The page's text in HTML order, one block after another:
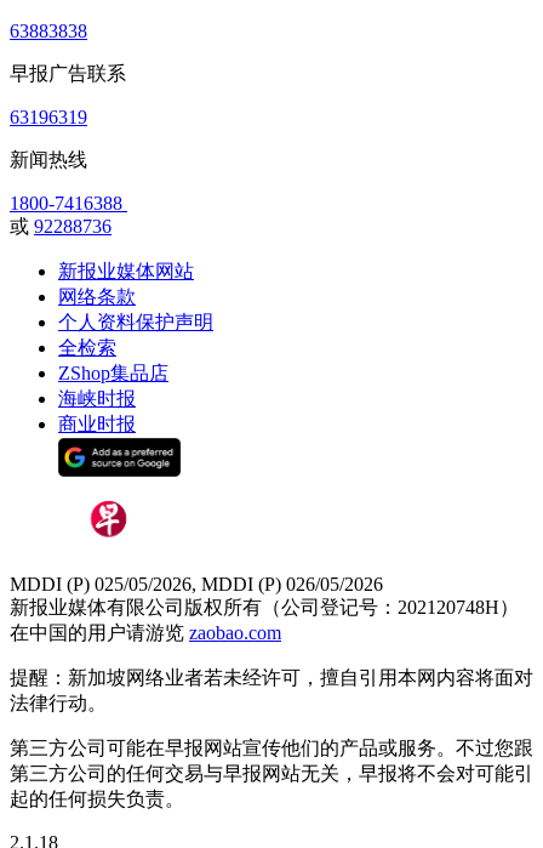
63883838
早报广告联系
63196319
新闻热线
1800-7416388
或 92288736
新报业媒体网站
网络条款
个人资料保护声明
全检索
ZShop集品店
海峡时报
商业时报
MDDI (P) 025/05/2026, MDDI (P) 026/05/2026
新报业媒体有限公司版权所有（公司登记号：202120748H）
在中国的用户请游览 zaobao.com
提醒：新加坡网络业者若未经许可，擅自引用本网内容将面对
法律行动。
第三方公司可能在早报网站宣传他们的产品或服务。不过您跟
第三方公司的任何交易与早报网站无关，早报将不会对可能引
起的任何损失负责。
2.1.18